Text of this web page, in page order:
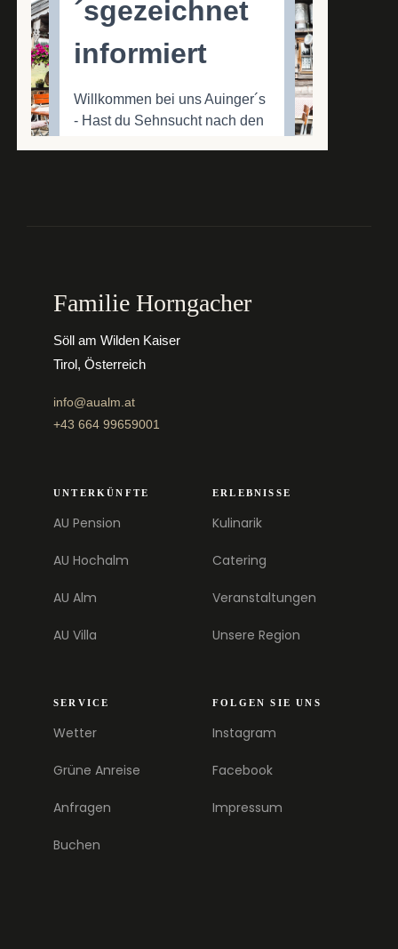
Familie Horngacher
Söll am Wilden Kaiser
Tirol, Österreich
info@aualm.at
+43 664 99659001
UNTERKÜNFTE
AU Pension
AU Hochalm
AU Alm
AU Villa
ERLEBNISSE
Kulinarik
Catering
Veranstaltungen
Unsere Region
SERVICE
Wetter
Grüne Anreise
Anfragen
Buchen
FOLGEN SIE UNS
Instagram
Facebook
Impressum